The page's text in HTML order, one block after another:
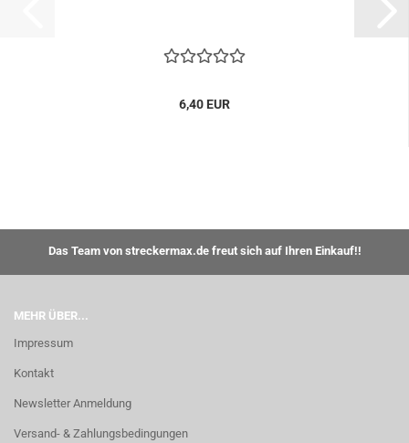
6,40 EUR
Das Team von streckermax.de freut sich auf Ihren Einkauf!!
MEHR ÜBER...
Impressum
Kontakt
Newsletter Anmeldung
Versand- & Zahlungsbedingungen